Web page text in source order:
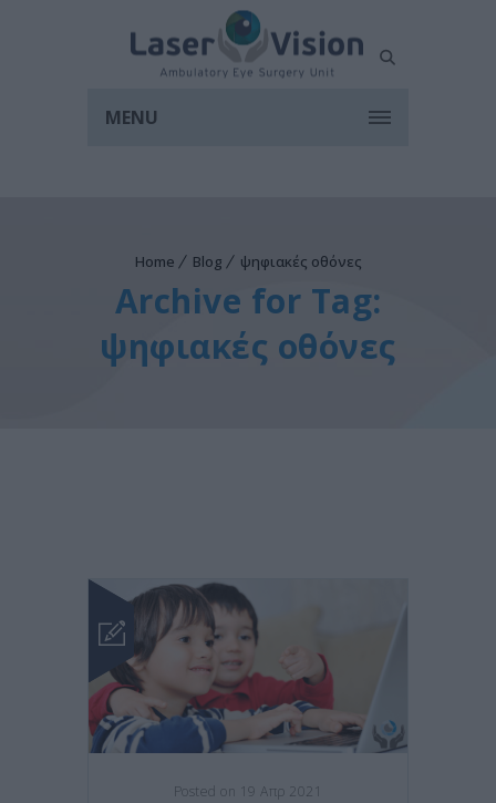
MENU
Home Blog ψηφιακές οθόνες
Archive for Tag:
ψηφιακές οθόνες
Posted on 19 Απρ 2021